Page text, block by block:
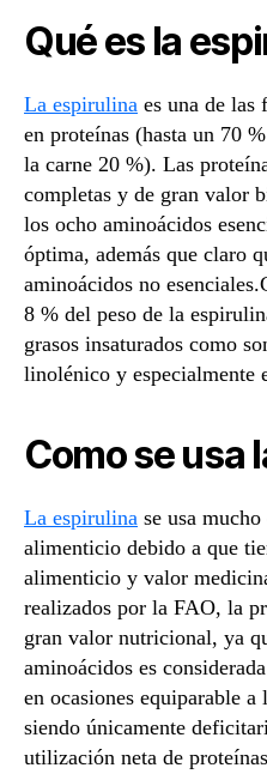
Qué es la
La espirulina es una de las
en proteínas (hasta un 70
la carne 20 %). Las
completas y de gran valor
los ocho aminoácidos
óptima, además que claro
aminoácidos no
8 % del peso de la
grasos insaturados como
linolénico y especialmente
Como se usa
La espirulina se usa
alimenticio debido a que
alimenticio y valor
realizados por la FAO, la
gran valor nutricional, ya
aminoácidos es
en ocasiones equiparable a
siendo únicamente
utilización neta de